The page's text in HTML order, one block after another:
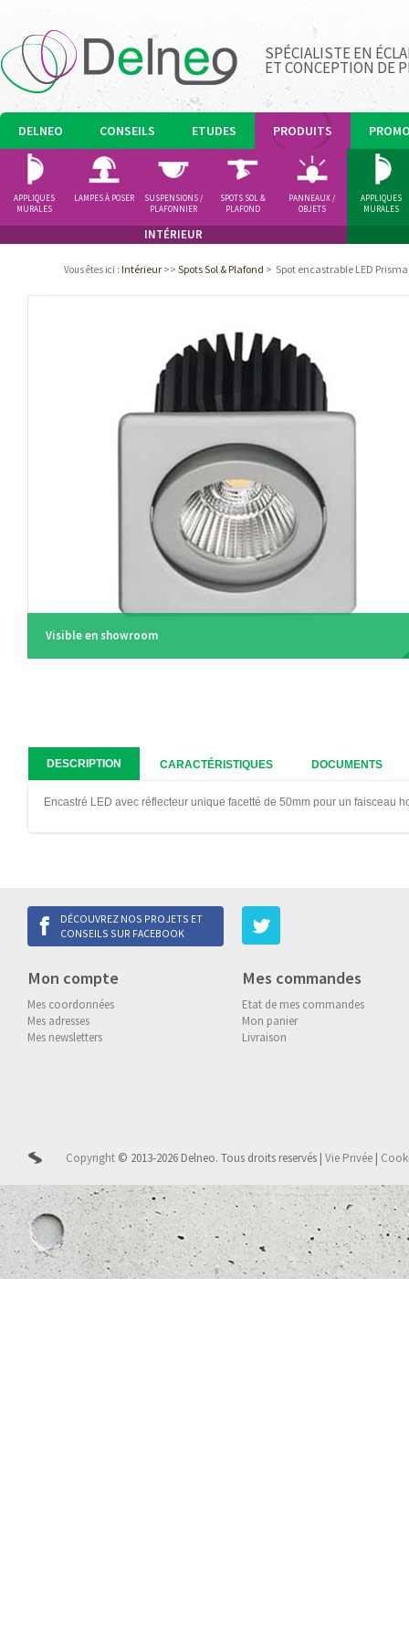
SPÉCIALISTE EN
ET CONCEPTION DE
DELNEO CONSEILS ETUDES PRODUITS
INTÉRIEUR
APPLIQUES
MURALES
LAMPES À POSER
SUSPENSIONS /
PLAFONNIER
SPOTS SOL &
PLAFOND
PANNEAUX /
OBJETS
APPLIQUES
MURALES
Vous êtes ici : Intérieur >> Spots Sol & Plafond > Spot encastrable LED
Visible en showroom
DESCRIPTION CARACTÉRISTIQUES DOCUMENTS
Encastré LED avec réflecteur unique facetté de 50mm pour un faisceau
DÉCOUVREZ NOS PROJETS ET
CONSEILS SUR FACEBOOK
Mon compte
Mes coordonnées
Mes adresses
Mes newsletters
Mes commandes
Etat de mes commandes
Mon panier
Livraison
Copyright © 2013-2026 Delneo. Tous droits reservés | Vie Privée |